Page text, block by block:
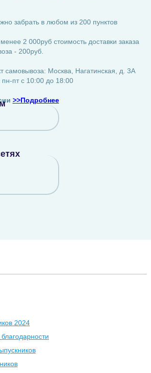
забрать в любом из 200 пунктов
2 000руб стоимость доставки заказа
- 200руб.
самовывоза: Москва, Нагатинская, д. 3А
пн-пт с 10:00 до 18:00
>>Подробнее
2024